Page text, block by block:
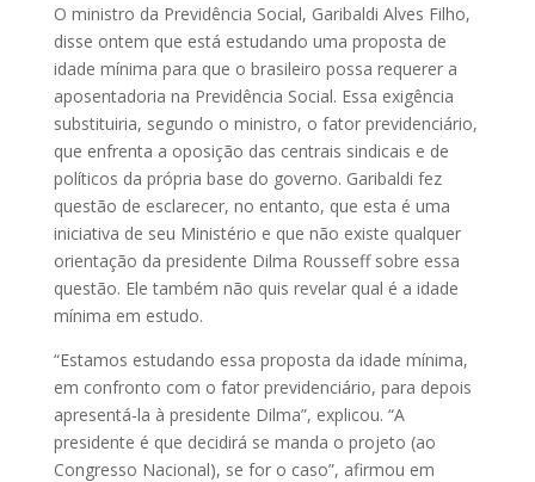
O ministro da Previdência Social, Garibaldi Alves Filho,
disse ontem que está estudando uma proposta de
idade mínima para que o brasileiro possa requerer a
aposentadoria na Previdência Social. Essa exigência
substituiria, segundo o ministro, o fator previdenciário,
que enfrenta a oposição das centrais sindicais e de
políticos da própria base do governo. Garibaldi fez
questão de esclarecer, no entanto, que esta é uma
iniciativa de seu Ministério e que não existe qualquer
orientação da presidente Dilma Rousseff sobre essa
questão. Ele também não quis revelar qual é a idade
mínima em estudo.
“Estamos estudando essa proposta da idade mínima,
em confronto com o fator previdenciário, para depois
apresentá-la à presidente Dilma”, explicou. “A
presidente é que decidirá se manda o projeto (ao
Congresso Nacional), se for o caso”, afirmou em